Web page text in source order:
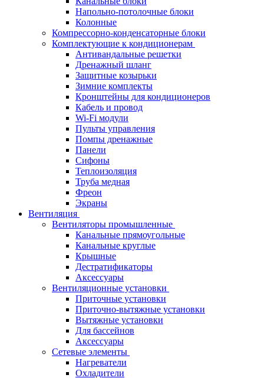
Напольно-потолочные блоки
Колонные
Компрессорно-конденсаторные блоки
Комплектующие к кондиционерам
Антивандальные решетки
Дренажный шланг
Защитные козырьки
Зимние комплекты
Кронштейны для кондиционеров
Кабель и провод
Wi-Fi модули
Пульты управления
Помпы дренажные
Панели
Сифоны
Теплоизоляция
Труба медная
Фреон
Экраны
Вентиляция
Вентиляторы промышленные
Канальные прямоугольные
Канальные круглые
Крышные
Дестратификаторы
Аксессуары
Вентиляционные установки
Приточные установки
Приточно-вытяжные установки
Вытяжные установки
Для бассейнов
Аксессуары
Сетевые элементы
Нагреватели
Охладители